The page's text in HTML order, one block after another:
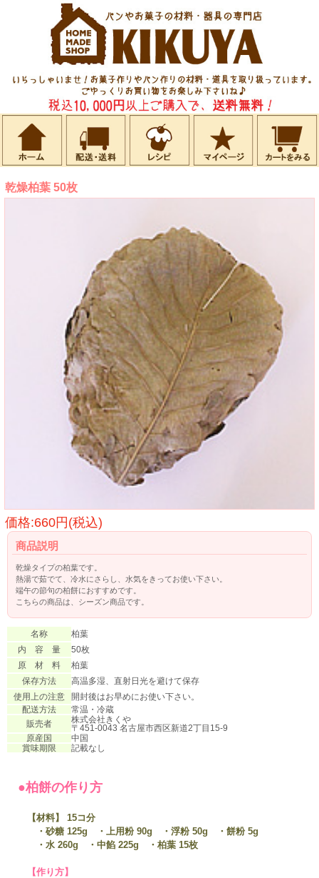
乾燥柏葉 50枚
価格:660円(税込)
商品説明
乾燥タイプの柏葉です。
熱湯で茹でて、冷水にさらし、水気をきってお使い下さい。
端午の節句の柏餅におすすめです。
こちらの商品は、シーズン商品です。
名称
柏葉
内 容 量
50枚
原 材 料
柏葉
保存方法
高温多湿、直射日光を避けて保存
使用上の注意
開封後はお早めにお使い下さい。
配送方法
常温・冷蔵
販売者
株式会社きくや
〒451-0043 名古屋市西区新道2丁目15-9
原産国
中国
賞味期限
記載なし
●柏餅の作り方
【材料】 15コ分
・砂糖 125g ・上用粉 90g ・浮粉 50g ・餅粉 5g
・水 260g ・中餡 225g ・柏葉 15枚
【作り方】